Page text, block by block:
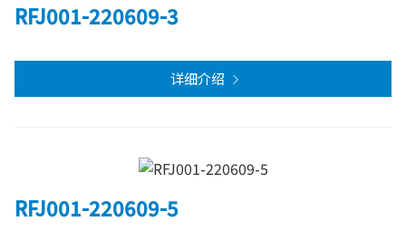
RFJ001-220609-3
详细介绍
RFJ001-220609-5